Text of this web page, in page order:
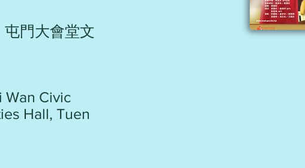
門大會堂文
Wan Civic
Hall, Tuen